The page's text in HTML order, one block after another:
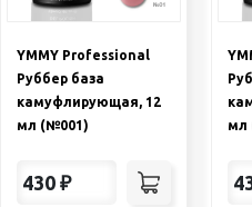
YMMY Professional
Руббер база
камуфлирующая, 12
мл (№001)
430 ₽
мл